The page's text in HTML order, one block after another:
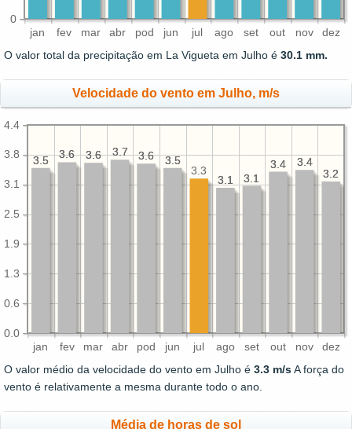
jan fev mar abr pod jun jul ago set out nov dez
0
O valor total da precipitação em La Vigueta em Julho é 30.1 mm.
Velocidade do vento em Julho, m/s
jan fev mar abr pod jun jul ago set out nov dez
0.0
0.6
1.3
1.9
2.5
3.1
3.8
4.4
3.2
3.4
3.4
3.1
3.1
3.5
3.6
3.7
3.6
3.6
3.5
3.2
3.4
3.4
3.1
3.1
3.3
3.5
3.6
3.7
3.6
3.6
3.5
O valor médio da velocidade do vento em Julho é 3.3 m/sA força do
vento é relativamente a mesma durante todo o ano.
Média de horas de sol